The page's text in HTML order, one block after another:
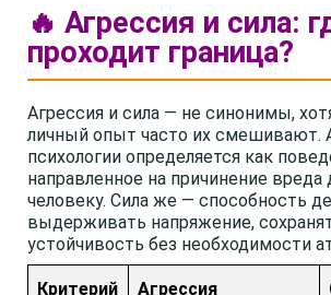
🔥 Агрессия и сила:
проходит граница?
Агрессия и сила — не синонимы,
личный опыт часто их смешивают.
психологии определяется как
направленное на причинение вреда
человеку. Сила же — способность
выдерживать напряжение,
устойчивость без необходимости
Критерий Агрессия